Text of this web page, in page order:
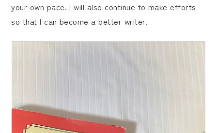
your own pace. I will also continue to make efforts
so that I can become a better writer.